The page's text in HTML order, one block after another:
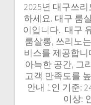
2025년 대구쓰
하세요. 대구 룸
이입니다. ​ 대구
룸살롱, 쓰리노
비스를 제공합
아늑한 공간, 그
고객 만족도를
안내 1인 기준:
이상: